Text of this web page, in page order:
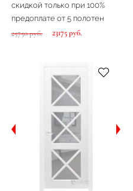
скидкой только при 100%
предоплате от 5 полотен
25750 руб. 23175 руб.